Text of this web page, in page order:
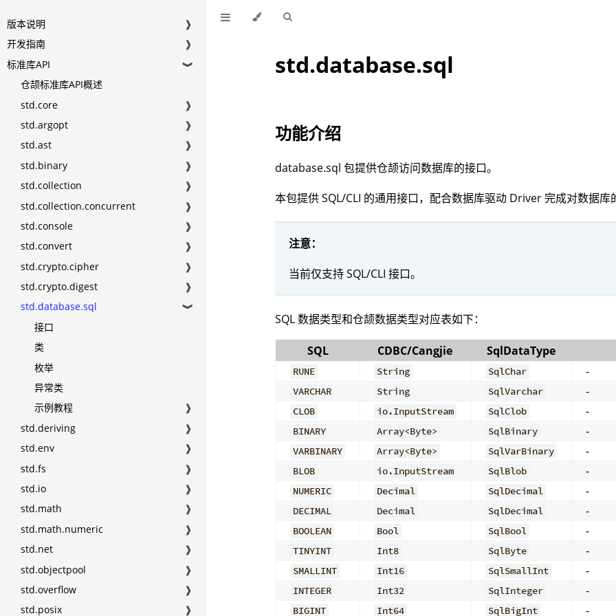
版本说明
❱
开发指南
❱
标准库API
❱
仓颉标准库API概述
std.core
❱
std.argopt
❱
std.ast
❱
std.binary
❱
std.collection
❱
std.collection.concurrent
❱
std.console
❱
std.convert
❱
std.crypto.cipher
❱
std.crypto.digest
❱
std.database.sql
❱
接口
类
枚举
异常类
示例教程
❱
std.deriving
❱
std.env
❱
std.fs
❱
std.io
❱
std.math
❱
std.math.numeric
❱
std.net
❱
std.objectpool
❱
std.overflow
❱
std.posix
❱
std.database.sql
功能介绍
database.sql 包提供仓颉访问数据库的接口。
本包提供 SQL/CLI 的通用接口，配合数据库驱动 Driver 完成对数据库
注意：
当前仅支持 SQL/CLI 接口。
SQL 数据类型和仓颉数据类型对应表如下：
SQL CDBC/Cangjie SqlDataType
RUNE String SqlChar -
VARCHAR String SqlVarchar -
CLOB io.InputStream SqlClob -
BINARY Array<Byte> SqlBinary -
VARBINARY Array<Byte> SqlVarBinary -
BLOB io.InputStream SqlBlob -
NUMERIC Decimal SqlDecimal -
DECIMAL Decimal SqlDecimal -
BOOLEAN Bool SqlBool -
TINYINT Int8 SqlByte -
SMALLINT Int16 SqlSmallInt -
INTEGER Int32 SqlInteger -
BIGINT Int64 SqlBigInt -